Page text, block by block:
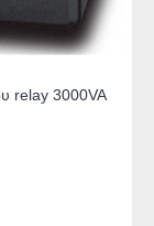
relay 3000VA